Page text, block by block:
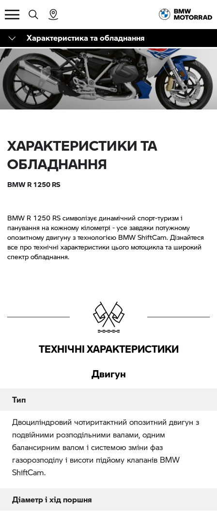
Характеристика та обладнання
ХАРАКТЕРИСТИКИ ТА
ОБЛАДНАННЯ
BMW R 1250 RS
BMW R 1250 RS символізує динамічний спорт-туризм і
панування на кожному кілометрі - усе завдяки потужному
опозитному двигуну з технологією BMW ShiftCam. Дізнайтеся
все про технічні характеристики цього мотоцикла та широкий
спектр обладнання.
ТЕХНІЧНІ ХАРАКТЕРИСТИКИ
Двигун
Тип
Двоциліндровий чотиритактний опозитний двигун з
подвійними розподільними валами, одним
балансирним валом і системою зміни фаз
газорозподілу і висоти підйому клапанів BMW
ShiftCam.
Діаметр і хід поршня